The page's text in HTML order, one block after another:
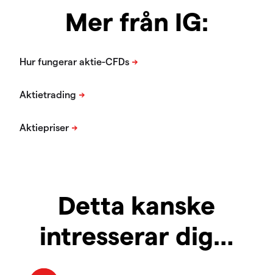
Mer från IG:
Detta kanske
intresserar dig…